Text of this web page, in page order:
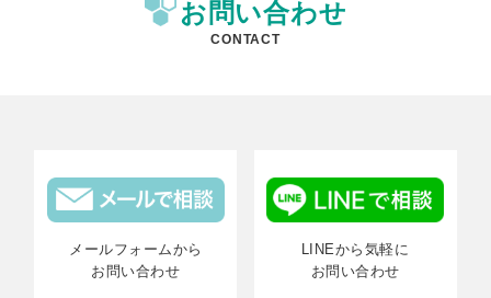
お問い合わせ
CONTACT
メールフォームから
お問い合わせ
LINEから気軽に
お問い合わせ